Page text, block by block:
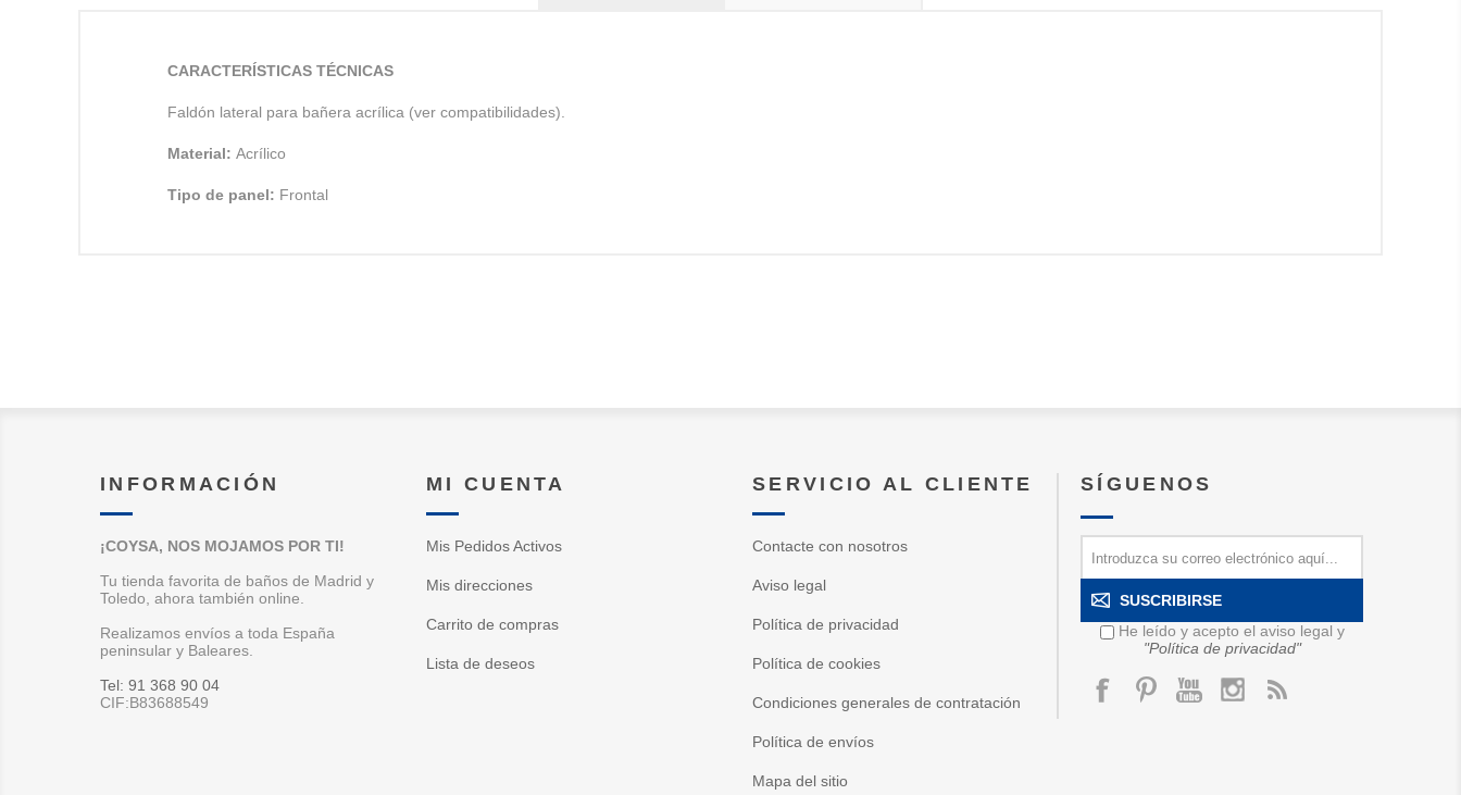
CARACTERÍSTICAS TÉCNICAS
Faldón lateral para bañera acrílica (ver compatibilidades).
Material: Acrílico
Tipo de panel: Frontal
INFORMACIÓN
¡COYSA, NOS MOJAMOS POR TI!
Tu tienda favorita de baños de Madrid y
Toledo, ahora también online.
Realizamos envíos a toda España
peninsular y Baleares.
Tel: 91 368 90 04
CIF:B83688549
MI CUENTA
Mis Pedidos Activos
Mis direcciones
Carrito de compras
Lista de deseos
SERVICIO AL CLIENTE
Contacte con nosotros
Aviso legal
Política de privacidad
Política de cookies
Condiciones generales de contratación
Política de envíos
Mapa del sitio
SÍGUENOS
SUSCRIBIRSE
He leído y acepto el aviso legal y
"Política de privacidad"